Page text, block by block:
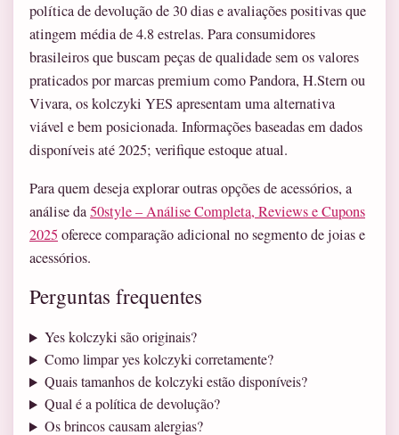
política de devolução de 30 dias e avaliações positivas que
atingem média de 4.8 estrelas. Para consumidores
brasileiros que buscam peças de qualidade sem os valores
praticados por marcas premium como Pandora, H.Stern ou
Vivara, os kolczyki YES apresentam uma alternativa
viável e bem posicionada. Informações baseadas em dados
disponíveis até 2025; verifique estoque atual.
Para quem deseja explorar outras opções de acessórios, a
análise da50style – Análise Completa, Reviews e Cupons
2025 oferece comparação adicional no segmento de joias e
acessórios.
Perguntas frequentes
Yes kolczyki são originais?
Como limpar yes kolczyki corretamente?
Quais tamanhos de kolczyki estão disponíveis?
Qual é a política de devolução?
Os brincos causam alergias?